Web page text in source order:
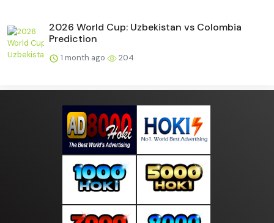
2026 World Cup: Uzbekistan vs Colombia
Prediction
1 month ago 204